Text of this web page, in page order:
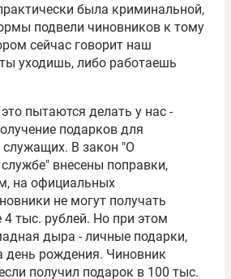
была криминальной,
подвели чиновников к тому
сейчас говорит наш
уходишь, либо работаешь
пытаются делать у нас -
подарков для
служащих. В закон "О
внесены поправки,
на официальных
не могут получать
тыс. рублей. Но при этом
дыра - личные подарки,
день рождения. Чиновник
получил подарок в 100 тыс.